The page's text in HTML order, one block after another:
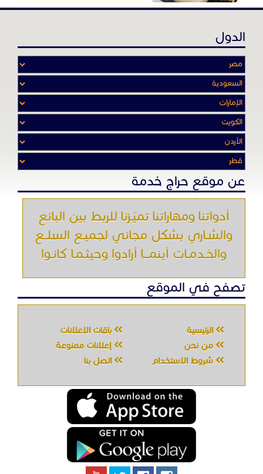
الدول
عن موقع حراج خدمة
أدواتنا ومهاراتنا تميّـزنا للربط بين البائع
والشـاري بشكل مجاني لجميـع السلــع
والخـدمـات أينمـــا أرادوا وحيثـمـا كانـوا
تصفح في الموقع
الرئيسية
باقات الإعلانات
من نحن
إعلانات ممنوعة
شروط الاستخدام
اتصل بنا